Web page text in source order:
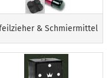
& Schmiermittel